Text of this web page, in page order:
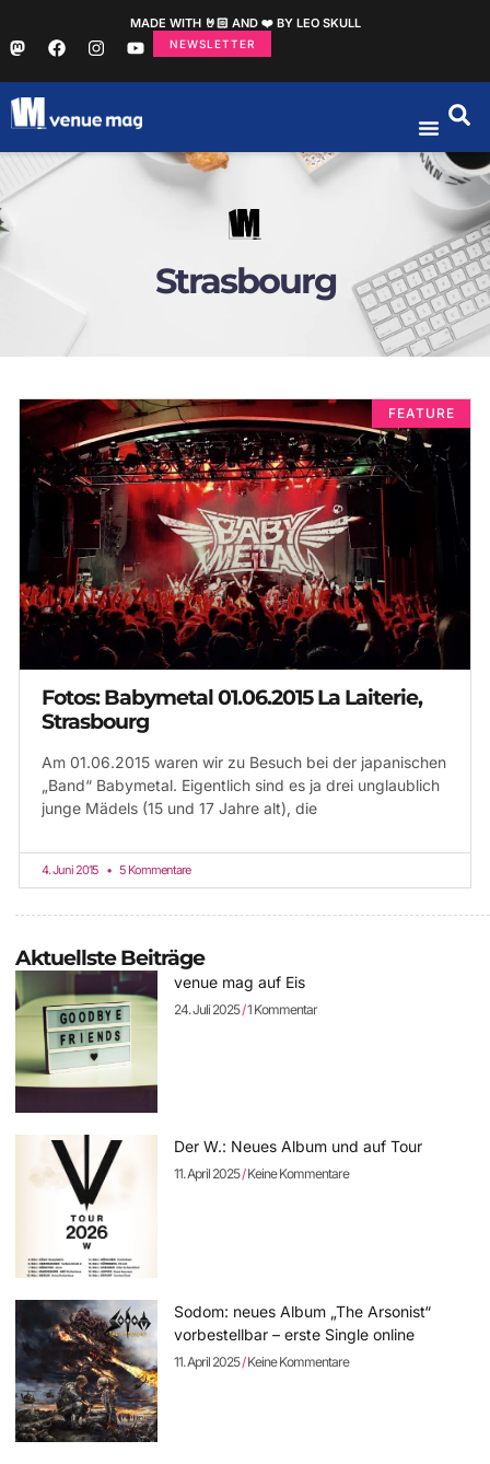
MADE WITH 🤘🏻 AND ❤️ BY LEO SKULL
NEWSLETTER
Strasbourg
FEATURE
Fotos: Babymetal 01.06.2015 La Laiterie,
Strasbourg
Am 01.06.2015 waren wir zu Besuch bei der japanischen
„Band“ Babymetal. Eigentlich sind es ja drei unglaublich
junge Mädels (15 und 17 Jahre alt), die
4. Juni 2015 5 Kommentare
Aktuellste Beiträge
venue mag auf Eis
24. Juli 2025 1 Kommentar
Der W.: Neues Album und auf Tour
11. April 2025 Keine Kommentare
Sodom: neues Album „The Arsonist“
vorbestellbar – erste Single online
11. April 2025 Keine Kommentare